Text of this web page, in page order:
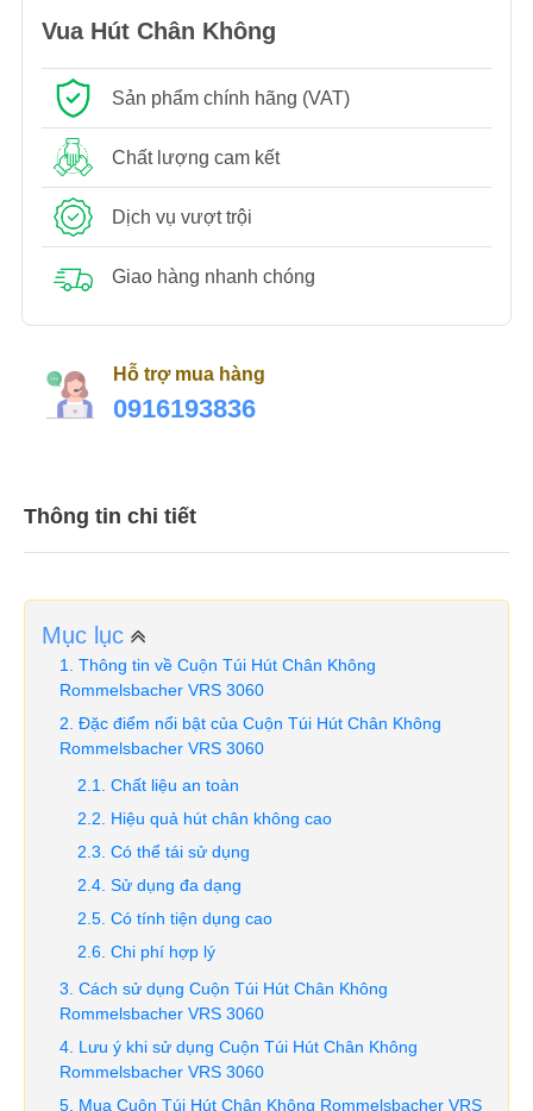
Vua Hút Chân Không
Sản phẩm chính hãng (VAT)
Chất lượng cam kết
Dịch vụ vượt trội
Giao hàng nhanh chóng
Hỗ trợ mua hàng
0916193836
Thông tin chi tiết
Mục lục
Thông tin về Cuộn Túi Hút Chân Không
Rommelsbacher VRS 3060
Đặc điểm nổi bật của Cuộn Túi Hút Chân Không
Rommelsbacher VRS 3060
Chất liệu an toàn
Hiệu quả hút chân không cao
Có thể tái sử dụng
Sử dụng đa dạng
Có tính tiện dụng cao
Chi phí hợp lý
Cách sử dụng Cuộn Túi Hút Chân Không
Rommelsbacher VRS 3060
Lưu ý khi sử dụng Cuộn Túi Hút Chân Không
Rommelsbacher VRS 3060
Mua Cuộn Túi Hút Chân Không Rommelsbacher VRS